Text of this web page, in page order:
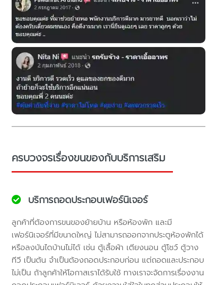
ครบวงจรเรื่องขนของกับบริการเสริม
บริการถอดประกอบเฟอร์นิเจอร์
ลูกค้าที่ต้องการขนของย้ายบ้าน หรือห้องพัก และมี
เฟอร์นิเจอร์ที่มีขนาดใหญ่ ไม่สามารถออกจากประตูห้องพักได้
หรือลงบันไดบ้านไม่ได้ เช่น ตู้เสื้อผ้า เตียงนอน ตู้โชว์ ตู้วาง
ทีวี เป็นต้น จำเป็นต้องถอดประกอบก่อน แต่ถอดและประกอบ
ไม่เป็น ถ้าลูกค้าให้โอกาสเราได้รับใช้ ทางเราจะจัดการเรื่องงาน